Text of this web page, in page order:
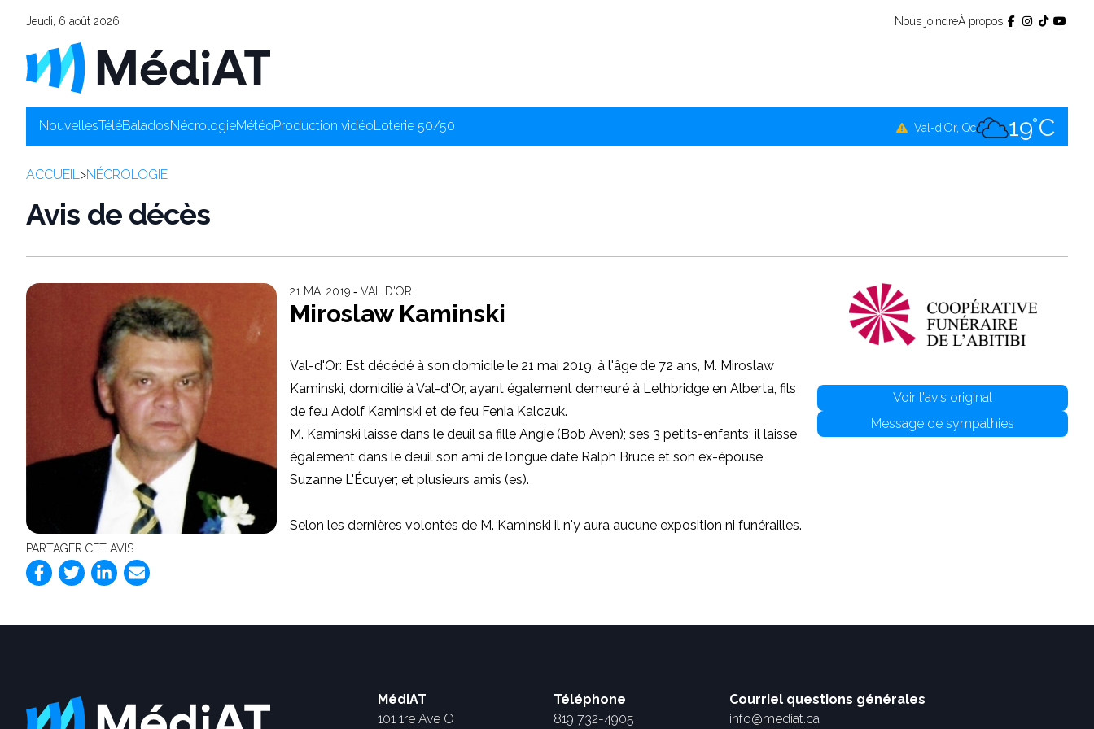
Jeudi, 6 août 2026 Nous joindreÀ propos
NouvellesTéléBaladosNécrologieMétéoProduction vidéoLoterie 50/50 Val-d'Or, Qc 19°C
ACCUEIL>NÉCROLOGIE
Avis de décès
PARTAGER CET AVIS
21 MAI 2019 ‐ VAL D'OR
Miroslaw Kaminski
Val-d'Or: Est décédé à son domicile le 21 mai 2019, à l'âge de 72 ans, M. Miroslaw
Kaminski, domicilié à Val-d'Or, ayant également demeuré à Lethbridge en Alberta, fils
de feu Adolf Kaminski et de feu Fenia Kalczuk.
M. Kaminski laisse dans le deuil sa fille Angie (Bob Aven); ses 3 petits-enfants; il laisse
également dans le deuil son ami de longue date Ralph Bruce et son ex-épouse
Suzanne L'Écuyer; et plusieurs amis (es).
Selon les dernières volontés de M. Kaminski il n'y aura aucune exposition ni funérailles.
Voir l'avis original
Message de sympathies
MédiAT
101 1re Ave O
Téléphone
819 732-4905
Courriel questions générales
info@mediat.ca